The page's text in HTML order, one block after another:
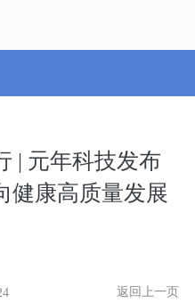
| 元年科技发布
健康高质量发展
返回上一页